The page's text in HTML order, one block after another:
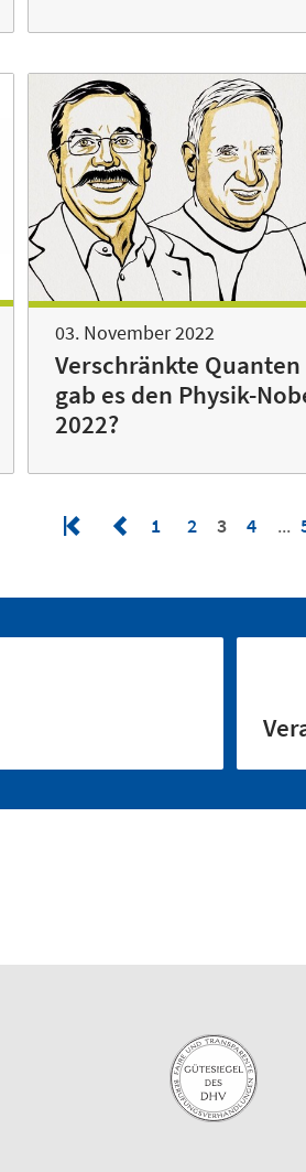
03. November 2022
Verschränkte Quanten
gab es den Physik-
2022?
1 2 3 4